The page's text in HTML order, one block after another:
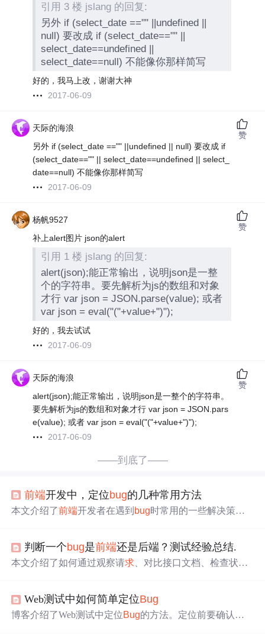
引用 3 楼 jslang 的回复:
另外 if (select_date =="" ||undefined ||
null) 要改成 if (select_date=="" ||
select_date==undefined ||
select_date==null) 不能像你那样简写
好的，我马上改，谢谢大神
2017-06-09
天际的海浪
另外 if (select_date =="" ||undefined || null) 要改成 if
(select_date=="" || select_date==undefined || select_
date==null) 不能像你那样简写
2017-06-09
赞
杨帆9527
补上alert图片 json的alert
引用 1 楼 jslang 的回复:
alert(json);能正常输出，说明json是一整
个的字符串。要先解析为js的数组和对象
才行 var json = JSON.parse(value); 或者
var json = eval("("+value+")");
好的，我去试试
2017-06-09
赞
天际的海浪
alert(json);能正常输出，说明json是一整个的字符串。
要先解析为js的数组和对象才行 var json = JSON.pars
e(value); 或者 var json = eval("("+value+")");
2017-06-09
赞
——到底了——
前端开发中，定位bug的几种常用方法
本文介绍了前端开发者在遇到 bug时常用的一些解决策
及如何处理页面渲染问题。此外，还强调了解决bug需要
耐心和不断学习的重要性。,
判断一个bug是前端还是后端？测试经验总结.
本文介绍了如何通过观察请求 、对比接口文档、检查状态
队合作和运气因素。
Web测试中如何简单定位Bug
博客介绍了Web测试中定位Bug的方法。定位前要确认对